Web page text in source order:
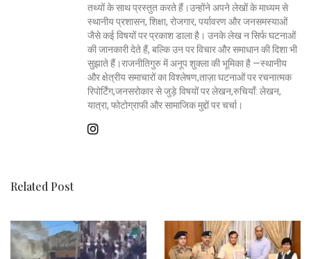
तथ्यों के साथ प्रस्तुत करते हैं।उन्होंने अपने लेखों के माध्यम से
स्थानीय प्रशासन, शिक्षा, रोजगार, पर्यावरण और जनसमस्याओं
जैसे कई विषयों पर प्रकाश डाला है। उनके लेख न सिर्फ घटनाओं
की जानकारी देते हैं, बल्कि उन पर विचार और समाधान की दिशा भी
सुझाते हैं।राजनीतिगुरु में अनूप शुक्ला की भूमिका है —स्थानीय
और क्षेत्रीय समाचारों का विश्लेषण,ताज़ा घटनाओं पर रचनात्मक
रिपोर्टिंग,जनसरोकार से जुड़े विषयों पर लेखन,रुचियाँ: लेखन,
यात्रा, फोटोग्राफी और सामाजिक मुद्दों पर चर्चा।
Related Post